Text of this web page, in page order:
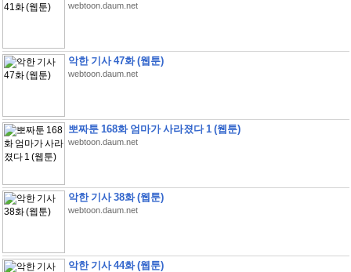
webtoon.daum.net
악한 기사 47화 (웹툰)
webtoon.daum.net
뽀짜툰 168화 엄마가 사라졌다 1 (웹툰)
webtoon.daum.net
악한 기사 38화 (웹툰)
webtoon.daum.net
악한 기사 44화 (웹툰)